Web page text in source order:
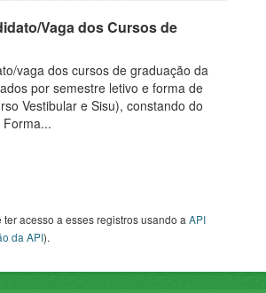
Vaga dos Cursos de
vaga dos cursos de graduação da
por semestre letivo e forma de
Vestibular e Sisu), constando do
ter acesso a esses registros usando aAPI
da API).